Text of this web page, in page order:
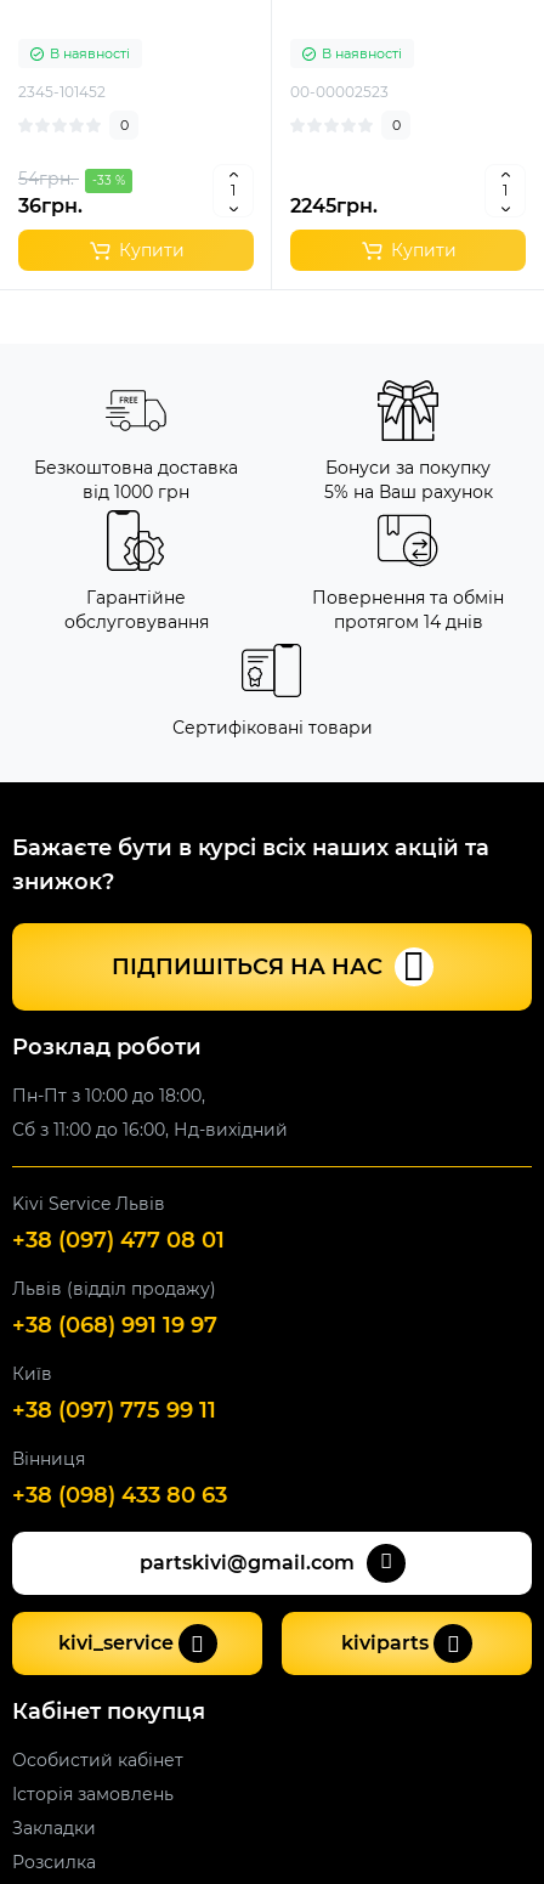
В наявності
2345-101452
0
54грн. -33 %
36грн.
Купити
В наявності
00-00002523
0
2245грн.
Купити
Безкоштовна доставка
від 1000 грн
Бонуси за покупку
5% на Ваш рахунок
Гарантійне
обслуговування
Повернення та обмін
протягом 14 днів
Сертифіковані товари
Бажаєте бути в курсі всіх наших акцій та
знижок?
ПІДПИШІТЬСЯ НА НАС
Розклад роботи
Пн-Пт з 10:00 до 18:00,
Сб з 11:00 до 16:00, Нд-вихідний
Kivi Service Львів
+38 (097) 477 08 01
Львів (відділ продажу)
+38 (068) 991 19 97
Київ
+38 (097) 775 99 11
Вінниця
+38 (098) 433 80 63
partskivi@gmail.com
kivi_service kiviparts
Кабінет покупця
Особистий кабінет
Історія замовлень
Закладки
Розсилка